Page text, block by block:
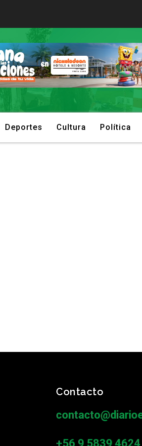
Deportes Cultura Política
Contacto
+56 9 5839 4624